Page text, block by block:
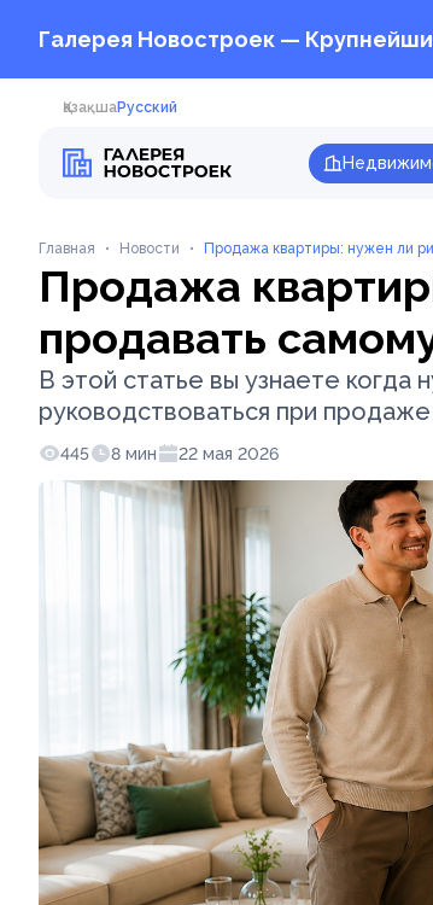
Галерея Новостроек —
ҚазақшаРусский
Главная • Новости • Продажа квартиры: нужен ли
Продажа
продавать
В этой статье вы узнаете когда
руководствоваться при
445 8 мин 22 мая 2026